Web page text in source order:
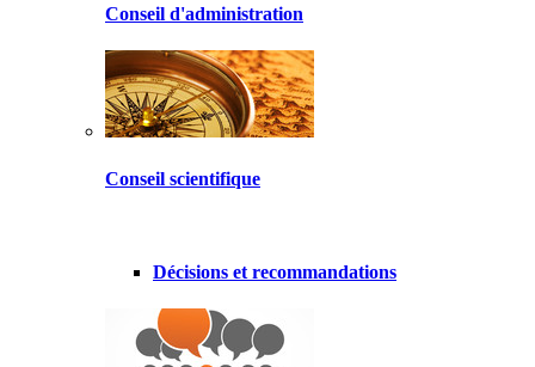
Conseil d'administration
Conseil scientifique
Décisions et recommandations